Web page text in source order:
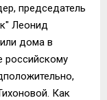
председатель
Леонид
дома в
российскому
Как